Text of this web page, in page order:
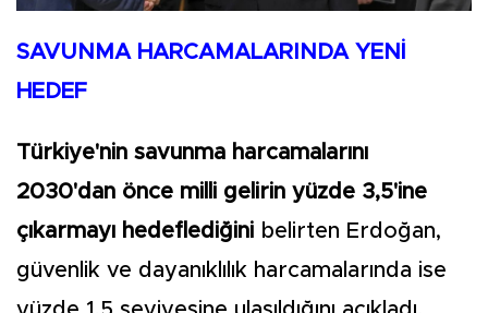
SAVUNMA HARCAMALARINDA YENİ
HEDEF
Türkiye'nin savunma harcamalarını
2030'dan önce milli gelirin yüzde 3,5'ine
çıkarmayı hedeflediğini belirten Erdoğan,
güvenlik ve dayanıklılık harcamalarında ise